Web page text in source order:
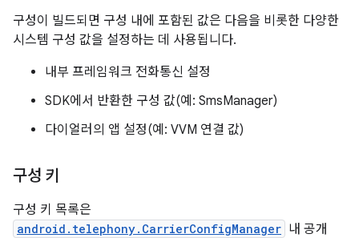
구성이 빌드되면 구성 내에 포함된 값은 다음을 비롯한 다양한
시스템 구성 값을 설정하는 데 사용됩니다.
내부 프레임워크 전화통신 설정
SDK에서 반환한 구성 값(예: SmsManager)
다이얼러의 앱 설정(예: VVM 연결 값)
구성 키
구성 키 목록은
android.telephony.CarrierConfigManager 내 공개